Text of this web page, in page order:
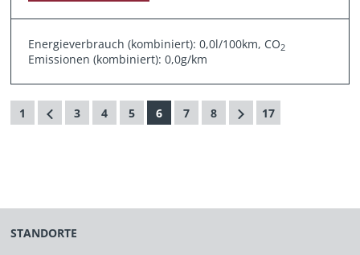
Energieverbrauch (kombiniert): 0,0l/100km, CO2
Emissionen (kombiniert): 0,0g/km
1 3 4 5 6 7 8 17
STANDORTE